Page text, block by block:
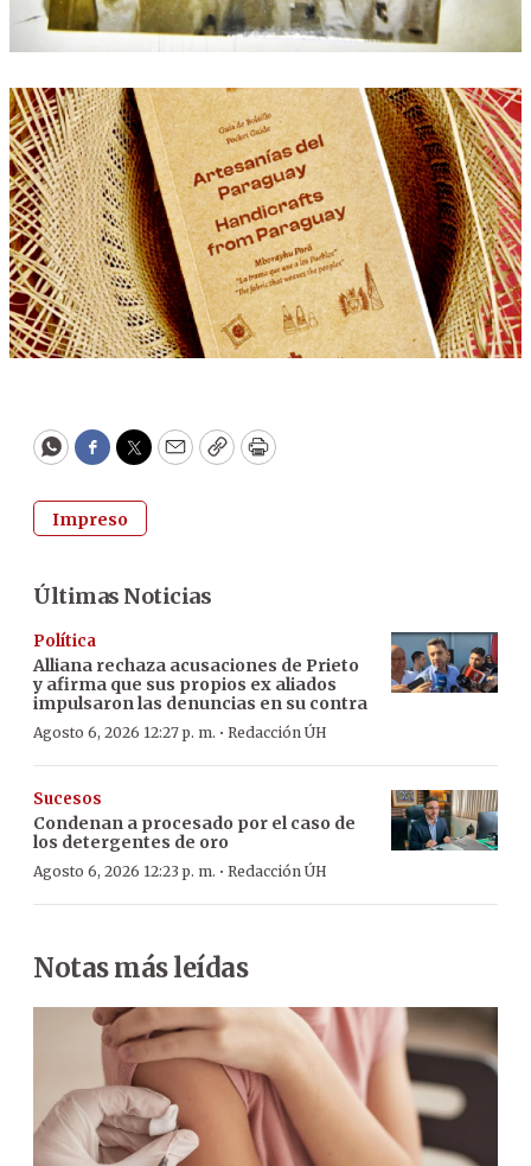
WhatsApp
Facebook
Twitter
EmailCopyPrint
Impreso
Últimas Noticias
Política
Alliana rechaza acusaciones de Prieto
y afirma que sus propios ex aliados
impulsaron las denuncias en su contra
Agosto 6, 2026 12:27 p. m. · Redacción ÚH
Sucesos
Condenan a procesado por el caso de
los detergentes de oro
Agosto 6, 2026 12:23 p. m. · Redacción ÚH
Notas más leídas